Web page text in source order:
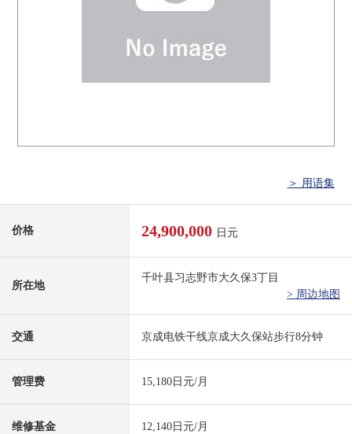
＞ 用语集
价格 24,900,000 日元
所在地
千叶县习志野市大久保3丁目
> 周边地图
交通 京成电铁干线京成大久保站步行8分钟
管理费 15,180日元/月
维修基金 12,140日元/月